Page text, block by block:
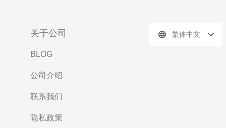
关于公司
BLOG
公司介绍
联系我们
隐私政策
繁体中文